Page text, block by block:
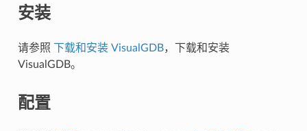
安装
请参照 下载和安装 VisualGDB，下载和安装
VisualGDB。
配置